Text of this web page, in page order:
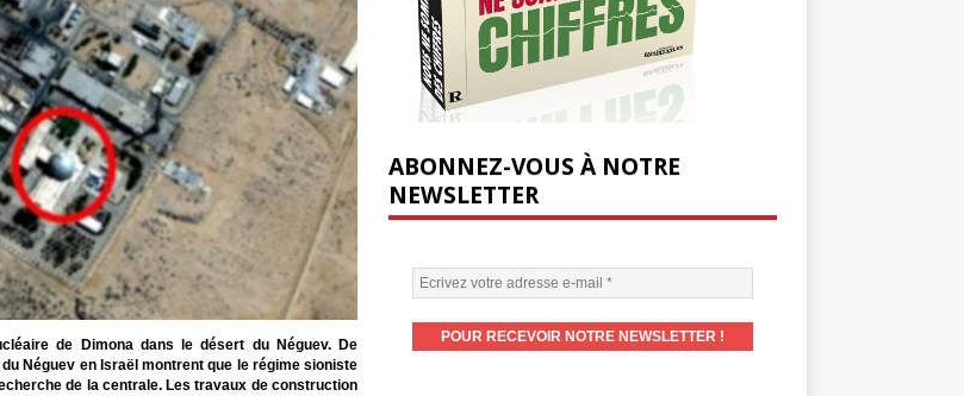
de Dimona dans le désert du Néguev. De
Néguev en Israël montrent que le régime sioniste
de la centrale. Les travaux de construction
ABONNEZ-VOUS À NOTRE
NEWSLETTER